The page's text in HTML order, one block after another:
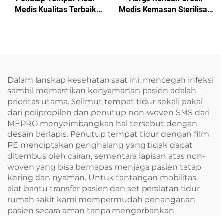
Medis Kualitas Terbaik
Medis Kemasan Sterilisasi
Dalam lanskap kesehatan saat ini, mencegah infeksi
sambil memastikan kenyamanan pasien adalah
prioritas utama. Selimut tempat tidur sekali pakai
dari polipropilen dan penutup non-woven SMS dari
MEPRO menyeimbangkan hal tersebut dengan
desain berlapis. Penutup tempat tidur dengan film
PE menciptakan penghalang yang tidak dapat
ditembus oleh cairan, sementara lapisan atas non-
woven yang bisa bernapas menjaga pasien tetap
kering dan nyaman. Untuk tantangan mobilitas,
alat bantu transfer pasien dan set peralatan tidur
rumah sakit kami mempermudah penanganan
pasien secara aman tanpa mengorbankan